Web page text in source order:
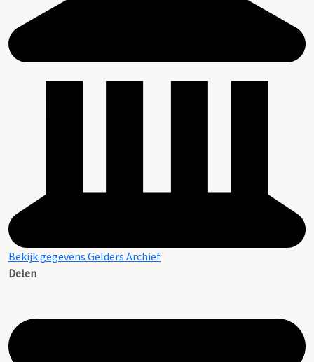
Bekijk gegevens Gelders Archief
Delen